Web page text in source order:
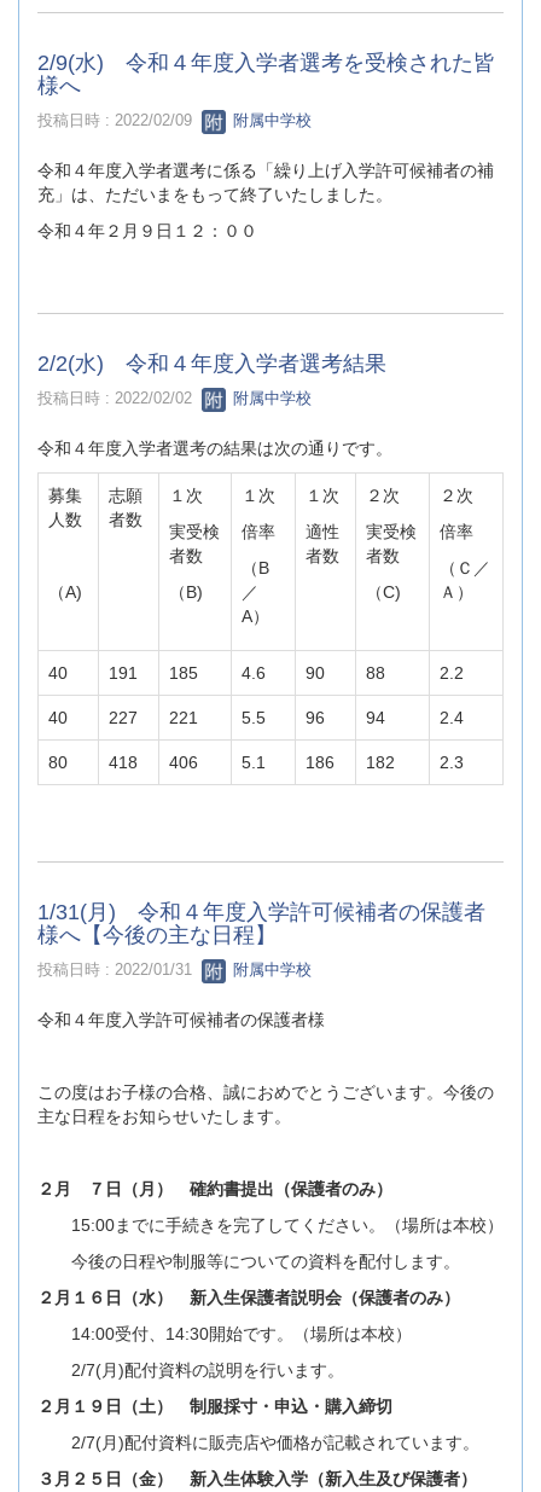
2/9(水) 令和４年度入学者選考を受検された皆
様へ
投稿日時 : 2022/02/09 附属中学校
令和４年度入学者選考に係る「繰り上げ入学許可候補者の補
充」は、ただいまをもって終了いたしました。
令和４年２月９日１２：００
2/2(水) 令和４年度入学者選考結果
投稿日時 : 2022/02/02 附属中学校
令和４年度入学者選考の結果は次の通りです。
募集
人数
（A)
志願
者数
１次
実受検
者数
（B)
１次
倍率
（B
／
A）
１次
適性
者数
２次
実受検
者数
（C)
２次
倍率
（Ｃ／
Ａ）
40 191 185 4.6 90 88 2.2
40 227 221 5.5 96 94 2.4
80 418 406 5.1 186 182 2.3
1/31(月) 令和４年度入学許可候補者の保護者
様へ【今後の主な日程】
投稿日時 : 2022/01/31 附属中学校
令和４年度入学許可候補者の保護者様
この度はお子様の合格、誠におめでとうございます。今後の
主な日程をお知らせいたします。
２月 ７日（月） 確約書提出（保護者のみ）
15:00までに手続きを完了してください。（場所は本校）
今後の日程や制服等についての資料を配付します。
２月１６日（水） 新入生保護者説明会（保護者のみ）
14:00受付、14:30開始です。（場所は本校）
2/7(月)配付資料の説明を行います。
２月１９日（土） 制服採寸・申込・購入締切
2/7(月)配付資料に販売店や価格が記載されています。
３月２５日（金） 新入生体験入学（新入生及び保護者）